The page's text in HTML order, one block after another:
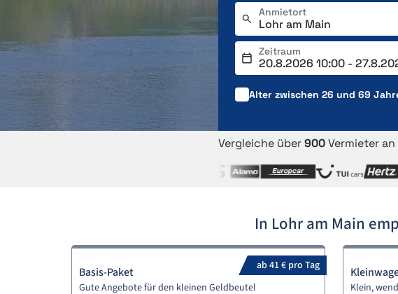
Anmietort
Zeitraum
Alter zwischen 26 und 69
Vergleiche über900Vermieter an
In Lohr am Main
ab 41 € pro Tag
Basis-Paket
Gute Angebote für den kleinen Geldbeutel Klein,